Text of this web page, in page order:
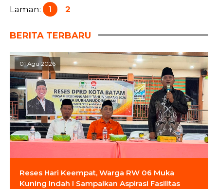
Laman: 1 2
BERITA TERBARU
Reses Hari Keempat, Warga RW 06 Muka
Kuning Indah I Sampaikan Aspirasi Fasilitas
01 Agu 2026